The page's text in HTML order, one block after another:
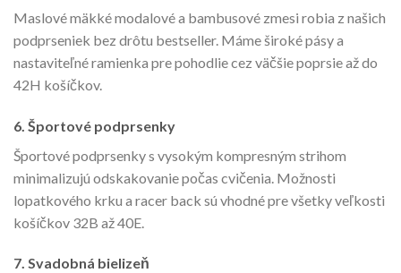
Maslové mäkké modalové a bambusové zmesi robia z našich
podprseniek bez drôtu bestseller. Máme široké pásy a
nastaviteľné ramienka pre pohodlie cez väčšie poprsie až do
42H košíčkov.
6. Športové podprsenky
Športové podprsenky s vysokým kompresným strihom
minimalizujú odskakovanie počas cvičenia. Možnosti
lopatkového krku a racer back sú vhodné pre všetky veľkosti
košíčkov 32B až 40E.
7. Svadobná bielizeň